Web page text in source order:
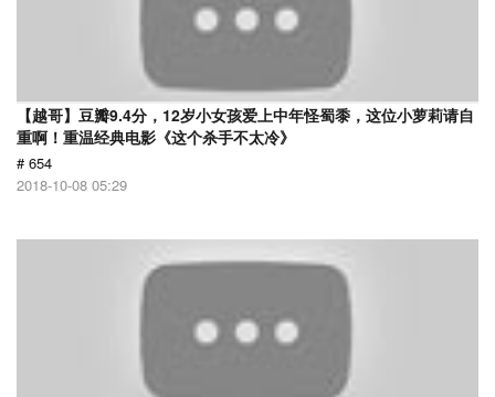
【越哥】豆瓣9.4分，12岁小女孩爱上中年怪蜀黍，这位小萝莉请自
重啊！重温经典电影《这个杀手不太冷》
# 654
2018-10-08 05:29